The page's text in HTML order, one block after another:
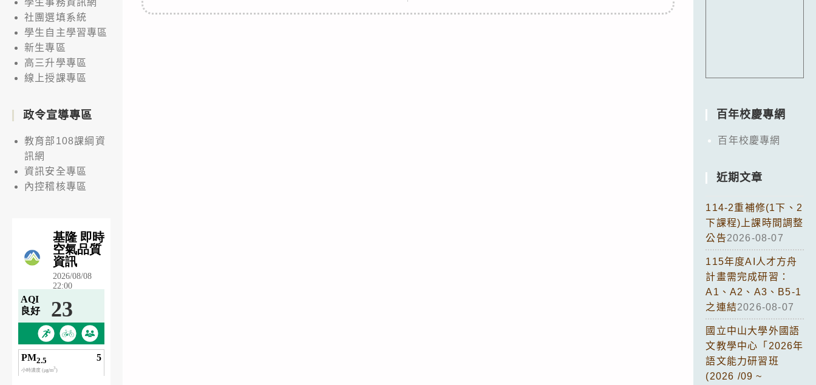
學生事務資訊網
社團選填系統
學生自主學習專區
新生專區
高三升學專區
線上授課專區
政令宣導專區
教育部108課綱資
訊網
資訊安全專區
內控稽核專區
百年校慶專網
百年校慶專網
近期文章
114-2重補修(1下、2
下課程)上課時間調整
公告2026-08-07
115年度AI人才方舟
計畫需完成研習：
A1、A2、A3、B5-1
之連結2026-08-07
國立中山大學外國語
文教學中心「2026年
語文能力研習班
(2026 /09 ~